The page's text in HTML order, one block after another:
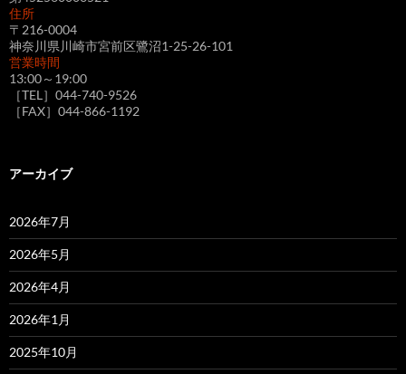
住所
〒216-0004
神奈川県川崎市宮前区鷺沼1-25-26-101
営業時間
13:00～19:00
［TEL］044-740-9526
［FAX］044-866-1192
アーカイブ
2026年7月
2026年5月
2026年4月
2026年1月
2025年10月